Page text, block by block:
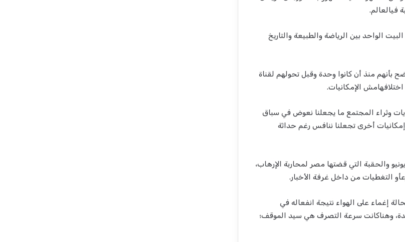
فيالعالم.
البيت الواحد بين الرياضة والطبيعة والتاريخ
بأنهم منذ أن كانوا وحدة وقبل تحولهم لقناة
اختلافهامش الإمكانيات.
وثراء المجتمع ما يجعلنا نعوض في سباق
إمكانيات أخرى تجعلنا ننافس رغم حداثة
يونيو والحقبة التي قضتها مصر لمحاربة الإرهاب،
أو التغطيات من داخل غرفة الأخبار.
إغماء على الهواء نتيجة انفعاله في
، وهناكانت سرعة التصرف هي سيد الموقف؛